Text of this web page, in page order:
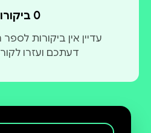
0 ביקורות
עדיין אין ביקורות
דעתכם ועזרו